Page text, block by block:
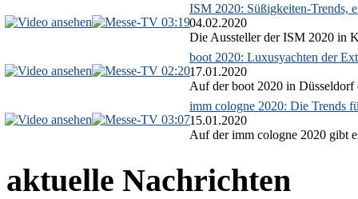
03:19
ISM 2020: Süßigkeiten-Trends,
04.02.2020
Die Aussteller der ISM 2020 in
02:20
boot 2020: Luxusyachten der
17.01.2020
Auf der boot 2020 in Düsseldorf
03:07
imm cologne 2020: Die Trends
15.01.2020
Auf der imm cologne 2020 gibt
aktuelle Nachrichten